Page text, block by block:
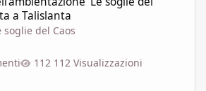
a Talislanta
soglie del Caos
112 Visualizzazioni